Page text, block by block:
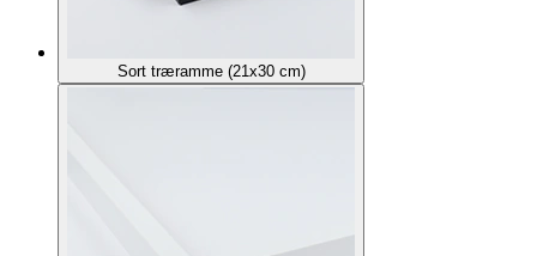
Sort træramme (21x30 cm)